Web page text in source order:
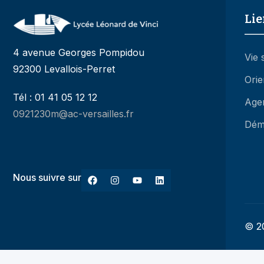
4 avenue Georges Pompidou
92300 Levallois-Perret
Tél : 01 41 05 12 12
0921230m@ac-versailles.fr
Vie